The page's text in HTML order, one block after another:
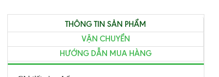
THÔNG TIN SẢN PHẨM
VẬN CHUYỂN
HƯỚNG DẪN MUA HÀNG